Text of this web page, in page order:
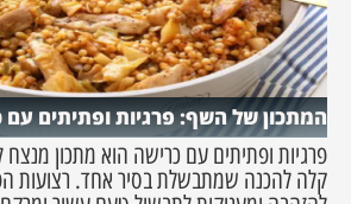
המתכון של השף: פרגיות ופתיתים
פרגיות ופתיתים עם כרישה הוא מתכון
קלה להכנה שמתבשלת בסיר אחד. רצועות